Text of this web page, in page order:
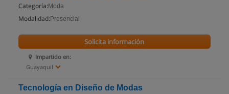
Categoría: Moda
Modalidad: Presencial
Impartido en:
Guayaquil
Solicita información
Tecnología en Diseño de Modas